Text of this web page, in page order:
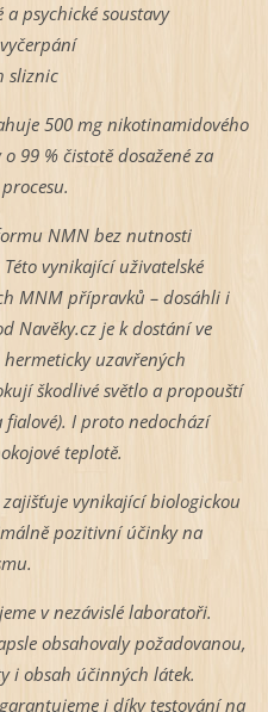
psychické soustavy
sliznic
500 mg nikotinamidového
99 % čistotě dosažené za
NMN bez nutnosti
vynikající uživatelské
MNM přípravků – dosáhli i
Navěky.cz je k dostání ve
uzavřených
škodlivé světlo a propouští
fialové). I proto nedochází
teplotě.
vynikající biologickou
pozitivní účinky na
v nezávislé laboratoři.
obsahovaly požadovanou,
i obsah účinných látek.
i díky testování na